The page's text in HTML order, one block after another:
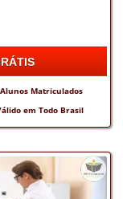
Matriculados
em Todo Brasil